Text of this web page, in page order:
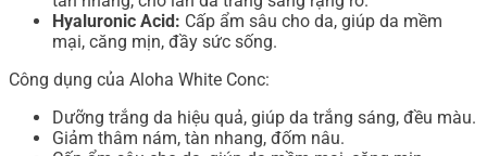
Hyaluronic Acid: Cấp ẩm sâu cho da, giúp da mềm
mại, căng mịn, đầy sức sống.
Công dụng của Aloha White Conc:
Dưỡng trắng da hiệu quả, giúp da trắng sáng, đều màu.
Giảm thâm nám, tàn nhang, đốm nâu.